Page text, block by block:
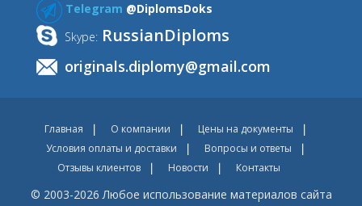
Telegram @DiplomsDoks
Skype: RussianDiploms
originals.diplomy@gmail.com
Главная О компании
Цены на документы
Условия оплаты и доставки
Вопросы и ответы
Отзывы клиентов
Новости Контакты
© 2003-2026 Любое использование материалов сайта